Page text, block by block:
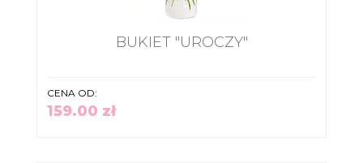
BUKIET "UROCZY"
CENA OD:
159.00 zł